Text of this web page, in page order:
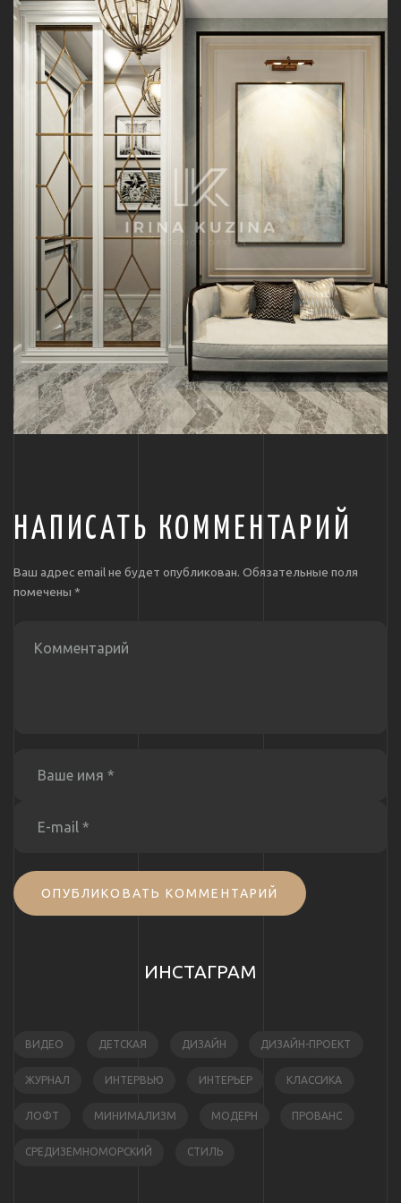
НАПИСАТЬ КОММЕНТАРИЙ
Ваш адрес email не будет опубликован. Обязательные поля
помечены *
ОПУБЛИКОВАТЬ КОММЕНТАРИЙ
ИНСТАГРАМ
ВИДЕО ДЕТСКАЯ ДИЗАЙН ДИЗАЙН-ПРОЕКТ
ЖУРНАЛ ИНТЕРВЬЮ ИНТЕРЬЕР КЛАССИКА
ЛОФТ МИНИМАЛИЗМ МОДЕРН ПРОВАНС
СРЕДИЗЕМНОМОРСКИЙ СТИЛЬ